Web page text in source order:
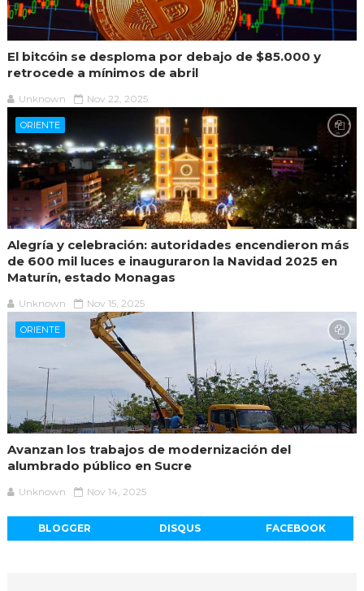
El bitcóin se desploma por debajo de $85.000 y
retrocede a mínimos de abril
Unknown Nov 22, 2025
ORIENTE
Alegría y celebración: autoridades encendieron más
de 600 mil luces e inauguraron la Navidad 2025 en
Maturín, estado Monagas
Unknown Nov 15, 2025
ORIENTE
Avanzan los trabajos de modernización del
alumbrado público en Sucre
Unknown Nov 14, 2025
BLOGGER DISQUS FACEBOOK